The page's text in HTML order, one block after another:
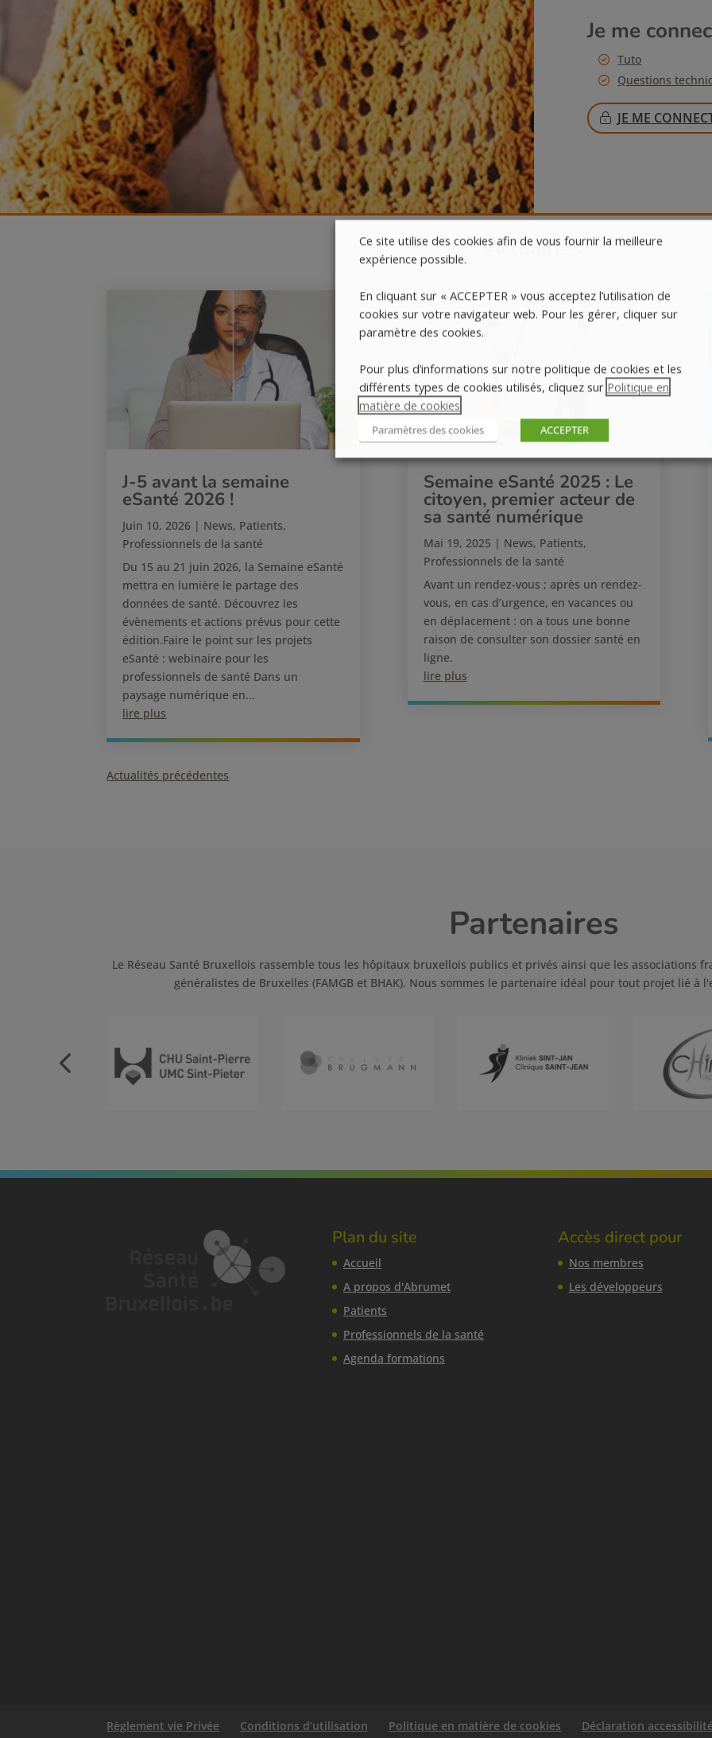
Je me
Tuto
Questions
JE ME
Actualités
J-5 avant la semaine
eSanté 2026 !
Juin 10, 2026 | News, Patients,
Professionnels de la santé
Du 15 au 21 juin 2026, la Semaine eSanté
mettra en lumière le partage des
données de santé. Découvrez les
évènements et actions prévus pour cette
édition.Faire le point sur les projets
eSanté : webinaire pour les
professionnels de santé Dans un
paysage numérique en...
lire plus
Semaine eSanté 2025 : Le
citoyen, premier acteur de
sa santé numérique
Mai 19, 2025 | News, Patients,
Professionnels de la santé
Avant un rendez-vous ; après un rendez-
vous, en cas d’urgence, en vacances ou
en déplacement : on a tous une bonne
raison de consulter son dossier santé en
ligne.
lire plus
Partenaires
Le Réseau Santé Bruxellois rassemble tous les hôpitaux bruxellois publics et privés ainsi que les associations
généralistes de Bruxelles (FAMGB et BHAK). Nous sommes le partenaire idéal pour tout projet lié à
Plan du site
Accueil
A propos d'Abrumet
Patients
Professionnels de la santé
Agenda formations
Accès direct pour
Nos membres
Les développeurs
Règlement vie Privée Conditions d’utilisation Politique en matière de cookies Déclaration
Ce site utilise des cookies afin de vous fournir la meilleure
expérience possible.
En cliquant sur « ACCEPTER » vous acceptez l’utilisation de
cookies sur votre navigateur web. Pour les gérer, cliquer sur
paramètre des cookies.
Pour plus d’informations sur notre politique de cookies et les
différents types de cookies utilisés, cliquez sur Politique en
matière de cookies
Paramètres des cookies ACCEPTER